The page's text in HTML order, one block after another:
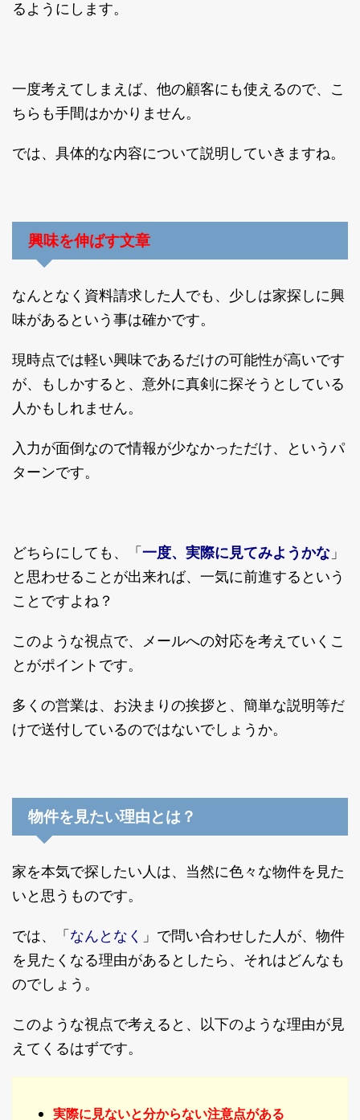
るようにします。
一度考えてしまえば、他の顧客にも使えるので、こ
ちらも手間はかかりません。
では、具体的な内容について説明していきますね。
興味を伸ばす文章
なんとなく資料請求した人でも、少しは家探しに興
味があるという事は確かです。
現時点では軽い興味であるだけの可能性が高いです
が、もしかすると、意外に真剣に探そうとしている
人かもしれません。
入力が面倒なので情報が少なかっただけ、というパ
ターンです。
どちらにしても、「 一度、実際に見てみようかな 」
と思わせることが出来れば、一気に前進するという
ことですよね？
このような視点で、メールへの対応を考えていくこ
とがポイントです。
多くの営業は、お決まりの挨拶と、簡単な説明等だ
けで送付しているのではないでしょうか。
物件を見たい理由とは？
家を本気で探したい人は、当然に色々な物件を見た
いと思うものです。
では、「 なんとなく 」で問い合わせした人が、物件
を見たくなる理由があるとしたら、それはどんなも
のでしょう。
このような視点で考えると、以下のような理由が見
えてくるはずです。
実際に見ないと分からない注意点がある